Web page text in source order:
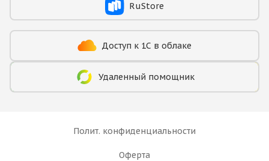
Доступ к 1С в облаке
Удаленный помощник
RuStore
Полит. конфиденциальности
Оферта